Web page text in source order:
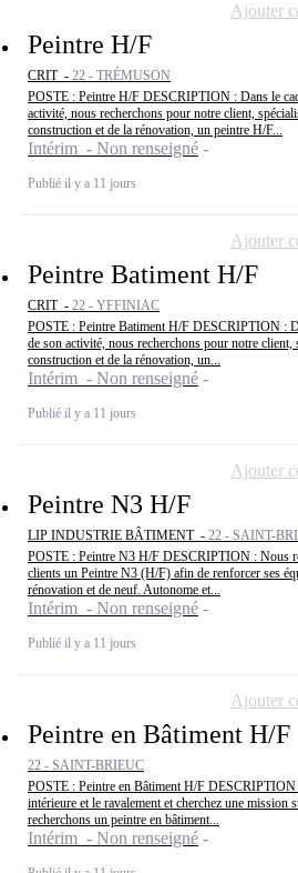
Peintre H/F
CRIT - 22 - TRÉMUSON
POSTE : Peintre H/F DESCRIPTION : Dans le
activité, nous recherchons pour notre client,
construction et de la rénovation, un peintre H/F...
Intérim - Non renseigné
Publié il y a 11 jours
Ajouter
Peintre Batiment H/F
CRIT - 22 - YFFINIAC
POSTE : Peintre Batiment H/F DESCRIPTION :
de son activité, nous recherchons pour notre client,
construction et de la rénovation, un...
Intérim - Non renseigné
Publié il y a 11 jours
Ajouter
Peintre N3 H/F
LIP INDUSTRIE BÂTIMENT - 22 - SAINT-
POSTE : Peintre N3 H/F DESCRIPTION : Nous
clients un Peintre N3 (H/F) afin de renforcer ses
rénovation et de neuf. Autonome et...
Intérim - Non renseigné
Publié il y a 11 jours
Ajouter
Peintre en Bâtiment H/F
22 - SAINT-BRIEUC
POSTE : Peintre en Bâtiment H/F DESCRIPTION
intérieure et le ravalement et cherchez une mission
recherchons un peintre en bâtiment...
Intérim - Non renseigné
Ajouter